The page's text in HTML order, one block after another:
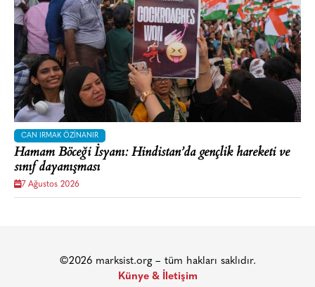
CAN IRMAK ÖZINANIR
Hamam Böceği İsyanı: Hindistan’da gençlik hareketi ve
sınıf dayanışması
7 Ağustos 2026
©2026 marksist.org – tüm hakları saklıdır.
Künye & İletişim